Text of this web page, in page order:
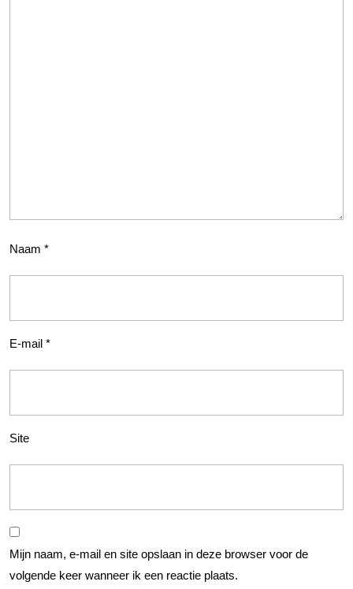
Naam *
E-mail *
Site
Mijn naam, e-mail en site opslaan in deze browser voor de
volgende keer wanneer ik een reactie plaats.